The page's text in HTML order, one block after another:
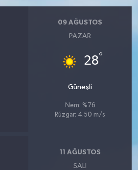
09 AĞUSTOS
PAZAR
28°
Güneşli
Nem: %76
Rüzgar: 4.50 m/s
11 AĞUSTOS
SALI